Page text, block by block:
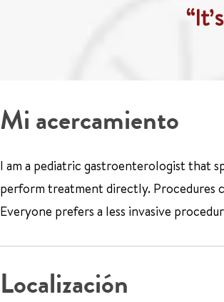
Mi acercamiento
I am a pediatric gastroenterologist that
perform treatment directly. Procedures
Everyone prefers a less invasive
Localización